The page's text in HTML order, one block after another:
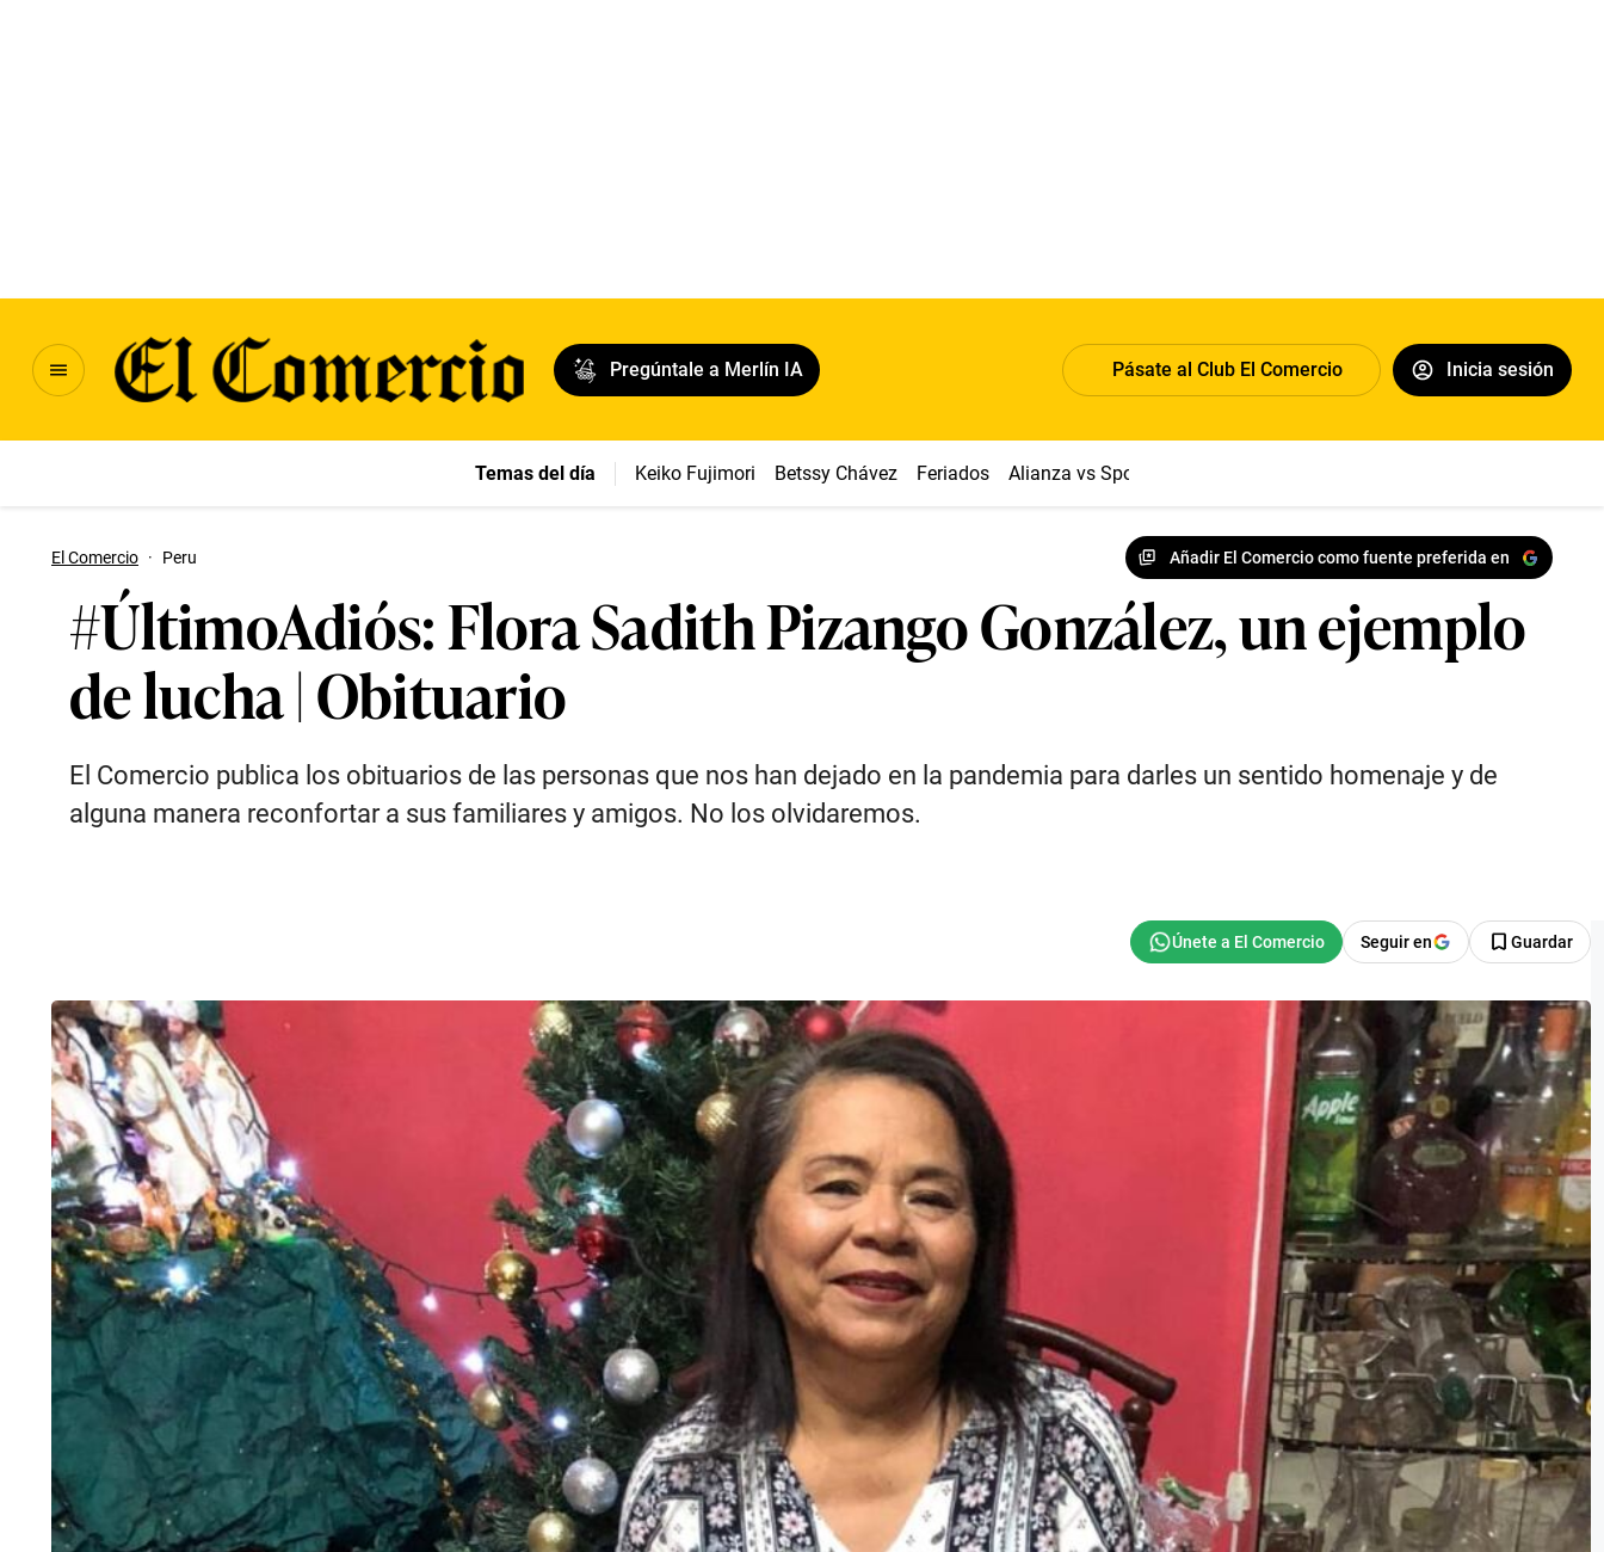
Pregúntale a Merlín IA Pásate al Club El Comercio Inicia sesión
Temas del día Keiko Fujimori Betssy Chávez Feriados Alianza vs Sport Boys
El Comercio · Peru Añadir El Comercio como fuente preferida en
#ÚltimoAdiós: Flora Sadith Pizango González, un ejemplo
de lucha | Obituario
El Comercio publica los obituarios de las personas que nos han dejado en la pandemia para darles un sentido homenaje y de
alguna manera reconfortar a sus familiares y amigos. No los olvidaremos.
Seguir en Guardar